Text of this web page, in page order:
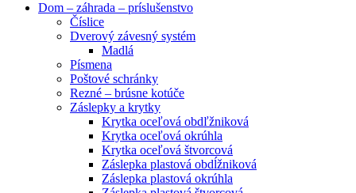
Dom – záhrada – príslušenstvo
Číslice
Dverový závesný systém
Madlá
Písmena
Poštové schránky
Rezné – brúsne kotúče
Záslepky a krytky
Krytka oceľová obdľžniková
Krytka oceľová okrúhla
Krytka oceľová štvorcová
Záslepka plastová obdĺžniková
Záslepka plastová okrúhla